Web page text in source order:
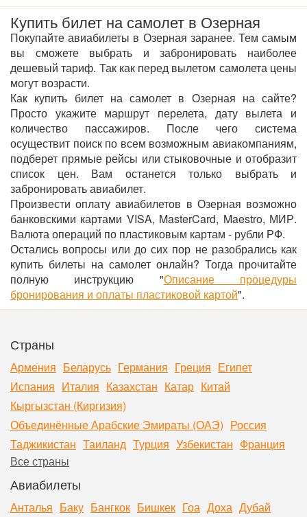
Купить билет на самолет в Озерная
Покупайте авиабилеты в Озерная заранее. Тем самым
вы сможете выбрать и забронировать наиболее
дешевый тариф. Так как перед вылетом самолета цены
могут возрасти.
Как купить билет на самолет в Озерная на сайте?
Просто укажите маршрут перелета, дату вылета и
количество пассажиров. После чего система
осуществит поиск по всем возможным авиакомпаниям,
подберет прямые рейсы или стыковочные и отобразит
список цен. Вам останется только выбрать и
забронировать авиабилет.
Произвести оплату авиабилетов в Озерная возможно
банковскими картами VISA, MasterCard, Maestro, МИР.
Валюта операций по пластиковым картам - рубли РФ.
Остались вопросы или до сих пор не разобрались как
купить билеты на самолет онлайн? Тогда прочитайте
полную инструкцию "Описание процедуры
бронирования и оплаты пластиковой картой".
Страны
Армения Беларусь Германия Греция Египет
Испания Италия Казахстан Катар Китай
Кыргызстан (Киргизия)
Объединённые Арабские Эмираты (ОАЭ) Россия
Таджикистан Таиланд Турция Узбекистан Франция
Все страны
Авиабилеты
Анталья Баку Бангкок Бишкек Гоа Доха Дубай